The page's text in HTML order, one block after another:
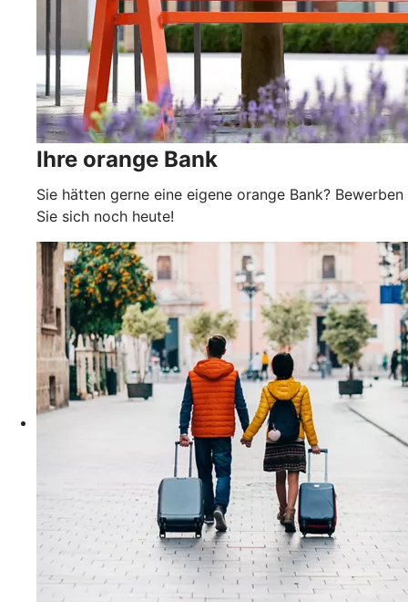
Ihre orange Bank
Sie hätten gerne eine eigene orange Bank? Bewerben
Sie sich noch heute!